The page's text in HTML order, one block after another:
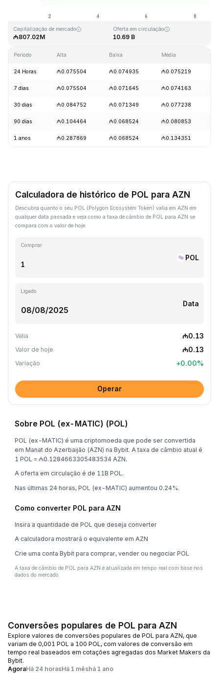
₼0.067711
Capitalização de mercado
₼807.02M
Oferta em circulação
10.69 B
Período Alta Baixa Média
24 Horas ₼0.075504 ₼0.074935 ₼0.075219
7 dias ₼0.075504 ₼0.071645 ₼0.074163
30 dias ₼0.084752 ₼0.071349 ₼0.077238
90 dias ₼0.104464 ₼0.068524 ₼0.080853
1 anos ₼0.287869 ₼0.068524 ₼0.134351
Calculadora de histórico de POL para AZN
Descubra quanto o seu POL (Polygon Ecosystem Token) valia em AZN em
qualquer data passada e veja como a taxa de câmbio de POL para AZN se
compara com o valor de hoje.
Comprar
POL
Ligado
Data
Valia ₼0.13
Valor de hoje ₼0.13
Variação +0.00%
Operar
Sobre POL (ex-MATIC) (POL)
POL (ex-MATIC) é uma criptomoeda que pode ser convertida
em Manat do Azerbaijão (AZN) na Bybit. A taxa de câmbio atual é
1 POL = ₼0.1284663305483534 AZN.
A oferta em circulação é de 11B POL.
Nas últimas 24 horas, POL (ex-MATIC) aumentou 0.24%.
Como converter POL para AZN
Insira a quantidade de POL que deseja converter
A calculadora mostrará o equivalente em AZN
Crie uma conta Bybit para comprar, vender ou negociar POL
A taxa de câmbio de POL para AZN é atualizada em tempo real com base nos
dados do mercado.
Conversões populares de POL para AZN
Explore valores de conversões populares de POL para AZN, que
variam de 0,001 POL a 100 POL, com valores de conversão em
tempo real baseados em cotações agregadas dos Market Makers da
Bybit.
AgoraHá 24 horasHá 1 mêshá 1 ano